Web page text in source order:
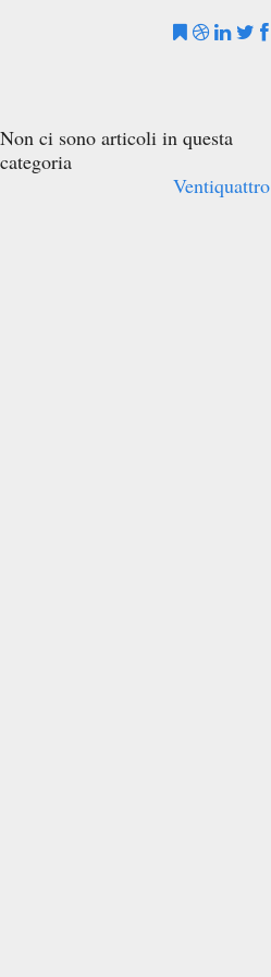
Non ci sono articoli in questa
categoria
Ventiquattro